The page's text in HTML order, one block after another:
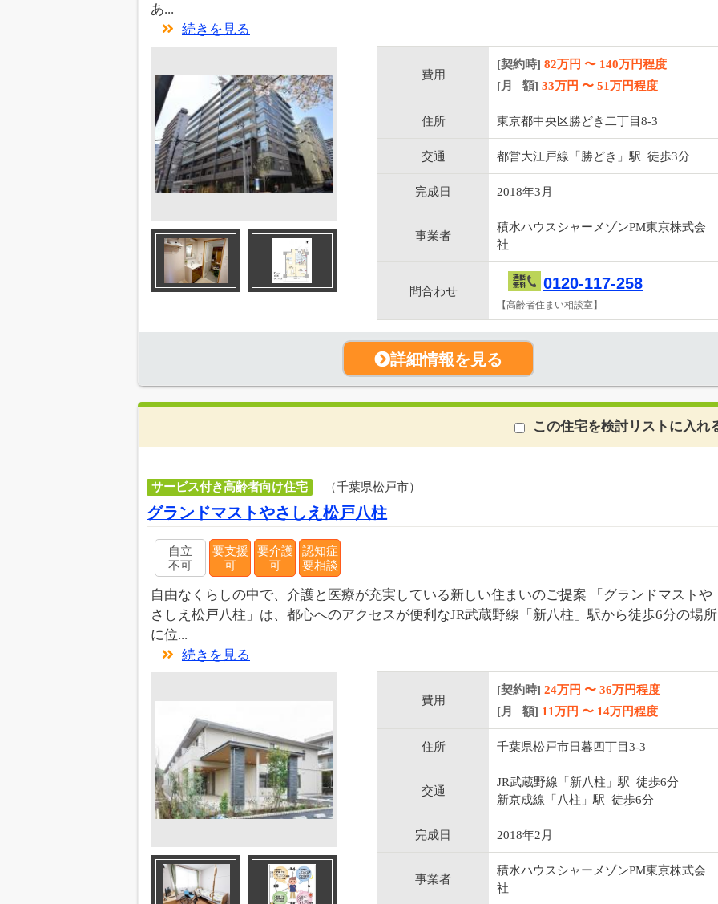
あ...
続きを見る
費用
[契約時] 82万円 〜 140万円程度
[月 額] 33万円 〜 51万円程度
住所 東京都中央区勝どき二丁目8-3
交通 都営大江戸線「勝どき」駅 徒歩3分
完成日 2018年3月
事業者
積水ハウスシャーメゾンPM東京株式会
社
問合わせ 0120-117-258
【高齢者住まい相談室】
詳細情報を見る
この住宅を検討リストに入れ
サービス付き高齢者向け住宅 （千葉県松戸市）
グランドマストやさしえ松戸八柱
自立
不可
要支援
可
要介護
可
認知症
要相談
自由なくらしの中で、介護と医療が充実している新しい住まいのご提案 「グランドマストや
さしえ松戸八柱」は、都心へのアクセスが便利なJR武蔵野線「新八柱」駅から徒歩6分の場所
に位...
続きを見る
費用
[契約時] 24万円 〜 36万円程度
[月 額] 11万円 〜 14万円程度
住所 千葉県松戸市日暮四丁目3-3
交通
JR武蔵野線「新八柱」駅 徒歩6分
新京成線「八柱」駅 徒歩6分
完成日 2018年2月
事業者
積水ハウスシャーメゾンPM東京株式会
社